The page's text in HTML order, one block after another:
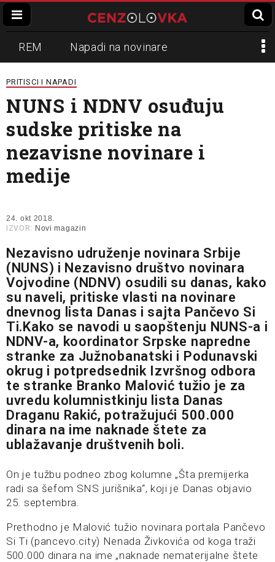
REM Napadi na novinare
Zvučni top
Propaganda Lokalni mediji
Informer Slavko Ćuruvija
PRITISCI I NAPADI
NUNS i NDNV osuđuju
sudske pritiske na
nezavisne novinare i
medije
24. okt 2018.
IZVOR: Novi magazin
Nezavisno udruženje novinara Srbije
(NUNS) i Nezavisno društvo novinara
Vojvodine (NDNV) osudili su danas, kako
su naveli, pritiske vlasti na novinare
dnevnog lista Danas i sajta Pančevo Si
Ti.Kako se navodi u saopštenju NUNS-a i
NDNV-a, koordinator Srpske napredne
stranke za Južnobanatski i Podunavski
okrug i potpredsednik Izvršnog odbora
te stranke Branko Malović tužio je za
uvredu kolumnistkinju lista Danas
Draganu Rakić, potražujući 500.000
dinara na ime naknade štete za
ublažavanje društvenih boli.
On je tužbu podneo zbog kolumne „Šta premijerka
radi sa šefom SNS jurišnika“, koji je Danas objavio
25. septembra.
Prethodno je Malović tužio novinara portala Pančevo
Si Ti (pancevo.city) Nenada Živkovića od koga traži
500.000 dinara na ime „naknade nematerijalne štete